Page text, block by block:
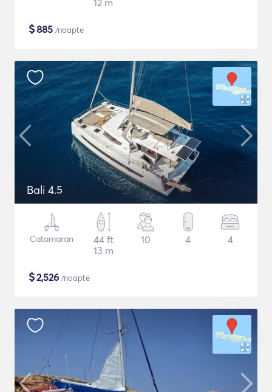
12 m
$885 /noapte
Bali 4.5
Catamaran
44 ft
13 m
10 4 4
$2,526 /noapte